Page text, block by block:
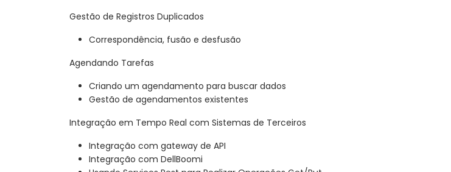
Gestão de Registros Duplicados
Correspondência, fusão e desfusão
Agendando Tarefas
Criando um agendamento para buscar dados
Gestão de agendamentos existentes
Integração em Tempo Real com Sistemas de Terceiros
Integração com gateway de API
Integração com DellBoomi